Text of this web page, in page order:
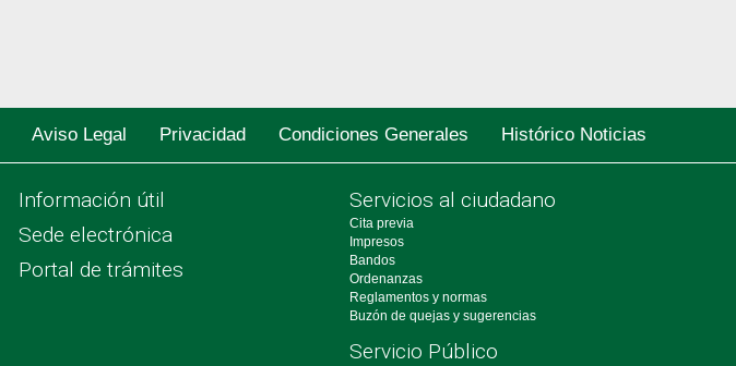
Aviso Legal Privacidad Condiciones Generales Histórico Noticias
Información útil
Sede electrónica
Portal de trámites
Servicios al ciudadano
Cita previa
Impresos
Bandos
Ordenanzas
Reglamentos y normas
Buzón de quejas y sugerencias
Servicio Público